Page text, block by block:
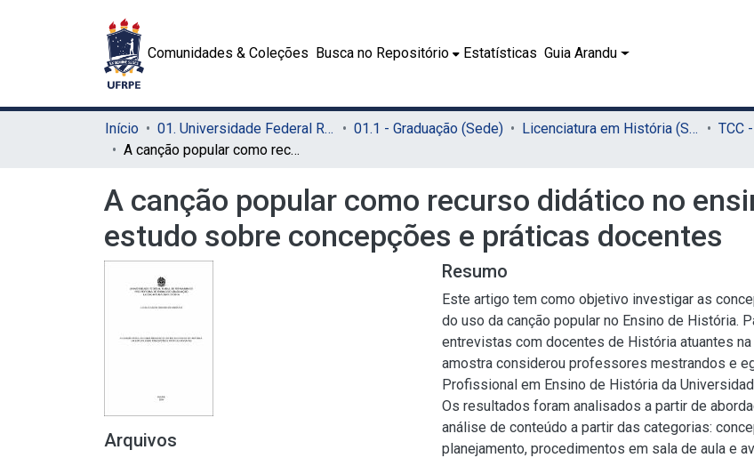
Comunidades & Coleções Busca no Repositório Estatísticas Guia Arandu
Início 01. Universidade Federal Rural de Pernambuco - UFRPE (Sede) 01.1 - Graduação (Sede) Licenciatura em História (Sede)
A canção popular como recurso didático no ensino de História: um estudo sobre concepções e práticas docentes
A canção popular como recurso didático no
estudo sobre concepções e práticas docentes
Arquivos
Resumo
Este artigo tem como objetivo investigar as
do uso da canção popular no Ensino de História.
entrevistas com docentes de História atuantes
amostra considerou professores mestrandos e
Profissional em Ensino de História da
Os resultados foram analisados a partir de
análise de conteúdo a partir das categorias:
planejamento, procedimentos em sala de aula e